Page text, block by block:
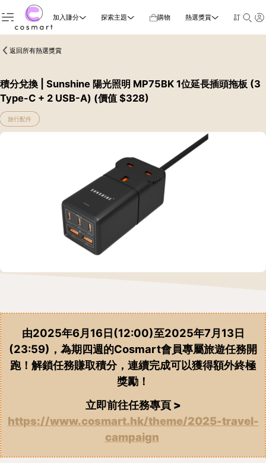
加入賺分 探索主題 購物 熱選獎賞 訂閱雜誌
返回所有熱選獎賞
積分兌換 | Sunshine 陽光照明 MP75BK 1位延長插頭拖板 (3
Type-C + 2 USB-A) (價值 $328)
旅行配件
由2025年6月16日(12:00)至2025年7月13日
(23:59)，為期四週的Cosmart會員專屬旅遊任務開
跑！解鎖任務賺取積分，連續完成可以獲得額外終極
獎勵！
立即前往任務專頁 >
https://www.cosmart.hk/theme/2025-travel-
campaign